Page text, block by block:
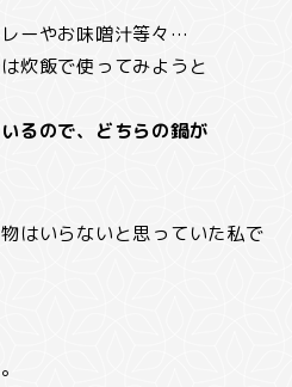
ーやお味噌汁等々…
炊飯で使ってみようと
るので、どちらの鍋が
はいらないと思っていた私で